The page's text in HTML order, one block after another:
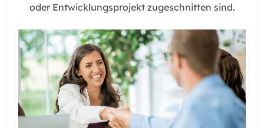
oder Entwicklungsprojekt zugeschnitten sind.